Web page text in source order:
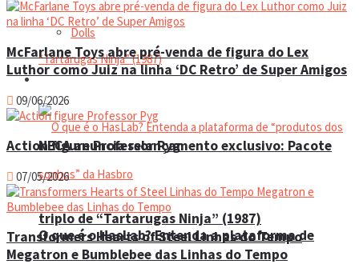
NECA anuncia relançamento exclusivo: Pacote
triplo de “Tartarugas Ninja” (1987)
Dolls
Manual do colecionador
O que é o HasLab? Entenda a plataforma de
McFarlane Toys abre pré-venda de figura do Lex
Luthor como Juiz na linha ‘DC Retro’ de Super Amigos
09/06/2026
Action figure Professor Pyg
07/05/2026
Transformers Hearts of Steel Linhas do Tempo
Megatron e Bumblebee das Linhas do Tempo